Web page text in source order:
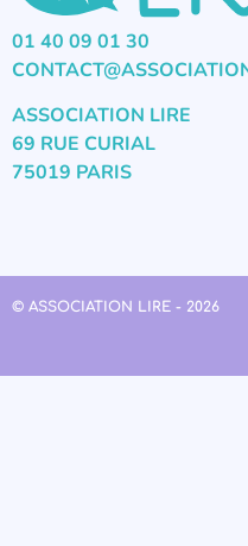
01 40 09 01 30
ASSOCIATION LIRE
69 RUE CURIAL
75019 PARIS
© ASSOCIATION LIRE - 2026